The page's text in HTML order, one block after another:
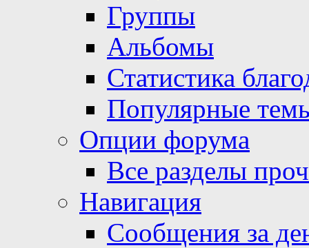
Группы
Альбомы
Статистика
Популярные
Опции форума
Все разделы
Навигация
Сообщения за